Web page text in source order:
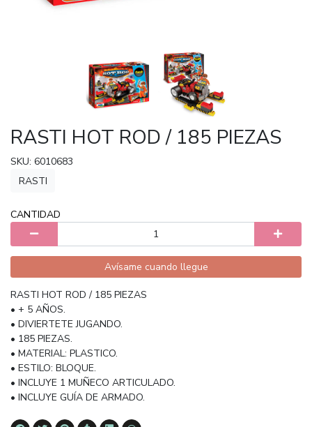
RASTI HOT ROD / 185 PIEZAS
SKU: 6010683
RASTI
CANTIDAD
Avísame cuando llegue
RASTI HOT ROD / 185 PIEZAS
• + 5 AÑOS.
• DIVIERTETE JUGANDO.
• 185 PIEZAS.
• MATERIAL: PLASTICO.
• ESTILO: BLOQUE.
• INCLUYE 1 MUÑECO ARTICULADO.
• INCLUYE GUÍA DE ARMADO.